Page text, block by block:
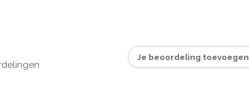
Je beoordeling toevoegen